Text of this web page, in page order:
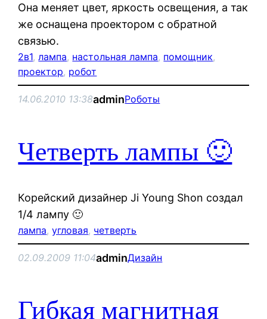
Она меняет цвет, яркость освещения, а так
же оснащена проектором с обратной
связью.
2в1, лампа, настольная лампа, помощник
проектор, робот
14.06.2010 13:38adminРоботы
Четверть лампы 🙂
Корейский дизайнер Ji Young Shon создал
1/4 лампу 🙂
лампа, угловая, четверть
02.09.2009 11:04adminДизайн
Гибкая магнитная